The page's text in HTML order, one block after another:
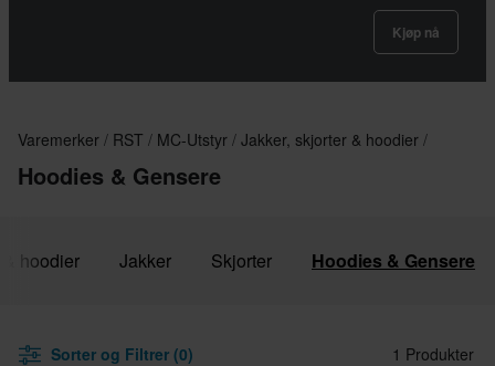
Kjøp nå
Varemerker RST MC-Utstyr Jakker, skjorter & hoodier
Hoodies & Gensere
hoodier Jakker Skjorter Hoodies & Gensere
Sorter og Filtrer (0) 1 Produkter